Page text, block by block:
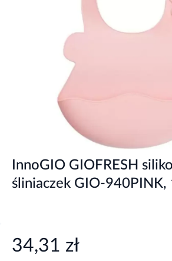
InnoGIO GIOFRESH
śliniaczek GIO-940PINK,
34,31 zł